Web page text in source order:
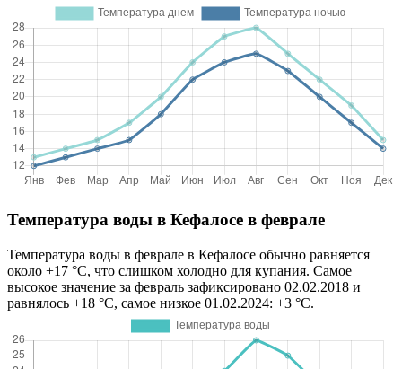
Температура воды в Кефалосе в феврале
Температура воды в феврале в Кефалосе обычно равняется
около +17 °C, что слишком холодно для купания. Самое
высокое значение за февраль зафиксировано 02.02.2018 и
равнялось +18 °C, самое низкое 01.02.2024: +3 °C.